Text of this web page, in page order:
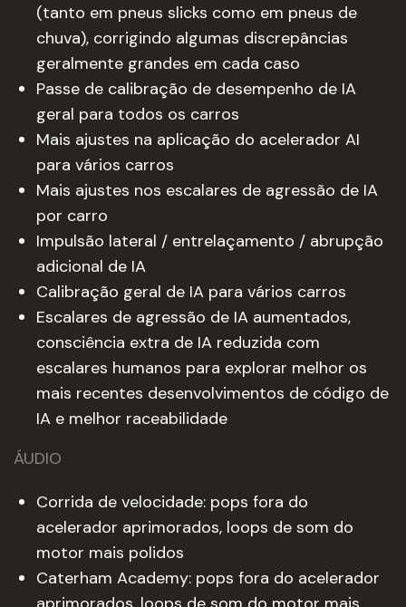
(tanto em pneus slicks como em pneus de
chuva), corrigindo algumas discrepâncias
geralmente grandes em cada caso
Passe de calibração de desempenho de IA
geral para todos os carros
Mais ajustes na aplicação do acelerador AI
para vários carros
Mais ajustes nos escalares de agressão de IA
por carro
Impulsão lateral / entrelaçamento / abrupção
adicional de IA
Calibração geral de IA para vários carros
Escalares de agressão de IA aumentados,
consciência extra de IA reduzida com
escalares humanos para explorar melhor os
mais recentes desenvolvimentos de código de
IA e melhor raceabilidade
ÁUDIO
Corrida de velocidade: pops fora do
acelerador aprimorados, loops de som do
motor mais polidos
Caterham Academy: pops fora do acelerador